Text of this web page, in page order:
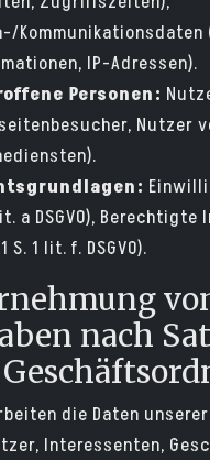
Kommunikationsdaten
IP-Adressen).
Personen:
Nutzer
a DSGVO),
S. 1 lit. f. DSGVO).
nach
die Daten
Interessenten,